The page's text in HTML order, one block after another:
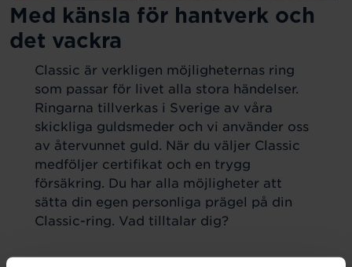
Med känsla för hantverk och
det vackra
Classic är verkligen möjligheternas ring
som passar för livet alla stora händelser.
Ringarna tillverkas i Sverige av våra
skickliga guldsmeder och vi använder oss
av återvunnet guld. När du väljer Classic
medföljer certifikat och en trygg
försäkring. Du har alla möjligheter att
sätta din egen personliga prägel på din
Classic-ring. Vad tilltalar dig?